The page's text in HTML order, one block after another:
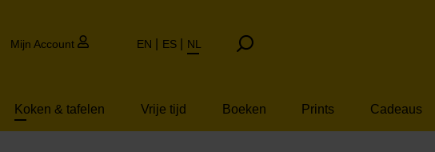
Mijn Account EN ES NL
Koken & tafelen Vrije tijd Boeken Prints Cadeaus